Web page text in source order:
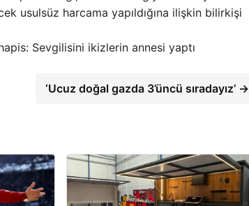
usulsüz harcama yapıldığına ilişkin bilirkişi
hapis: Sevgilisini ikizlerin annesi yaptı
‘Ucuz doğal gazda 3’üncü sıradayız’ →